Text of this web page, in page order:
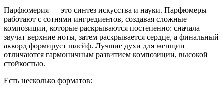
Парфюмерия — это синтез искусства и науки. Парфюмеры
работают с сотнями ингредиентов, создавая сложные
композиции, которые раскрываются постепенно: сначала
звучат верхние ноты, затем раскрывается сердце, а финальный
аккорд формирует шлейф. Лучшие духи для женщин
отличаются гармоничным развитием композиции, высокой
стойкостью.
Есть несколько форматов: